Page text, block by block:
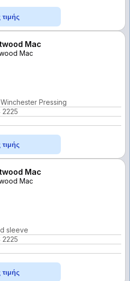
Mac
Mac
Pressing
2225
Mac
Mac
sleeve
2225